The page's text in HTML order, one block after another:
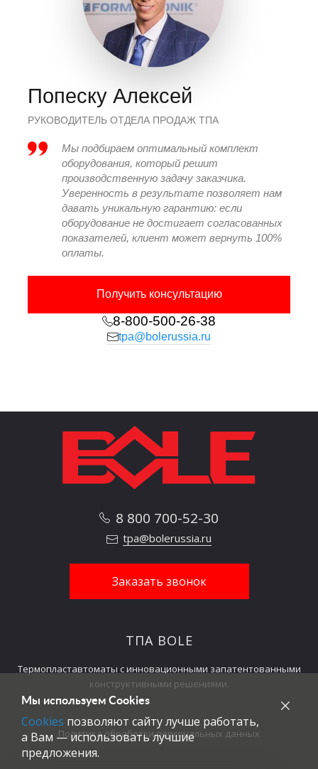
кВт 24,65
Усилие
смыкания
т 350
Межколонное
расстояние
мм x
мм
710х660
Ход раскрытия
мм 660
мм 270
Максимальная
мм
Усилие хода
44
шт.
Время сухого
Габаритные размеры
масляного
бака
литров 350
Попеску Алексей
РУКОВОДИТЕЛЬ ОТДЕЛА ПРОДАЖ ТПА
Мы подбираем оптимальный комплект
оборудования, который решит
производственную задачу заказчика.
Уверенность в результате позволяет нам
давать уникальную гарантию: если
оборудование не достигает согласованных
показателей, клиент может вернуть 100%
оплаты.
Получить консультацию
8-800-500-26-38
tpa@bolerussia.ru
8 800 700-52-30
tpa@bolerussia.ru
Заказать звонок
ТПА BOLE
Термопластавтоматы с инновационными запатентованными
конструктивными решениями.
Политика обработки персональных данных
Мы используем Cookies
Cookies позволяют сайту лучше работать,
а Вам — использовать лучшие
предложения.